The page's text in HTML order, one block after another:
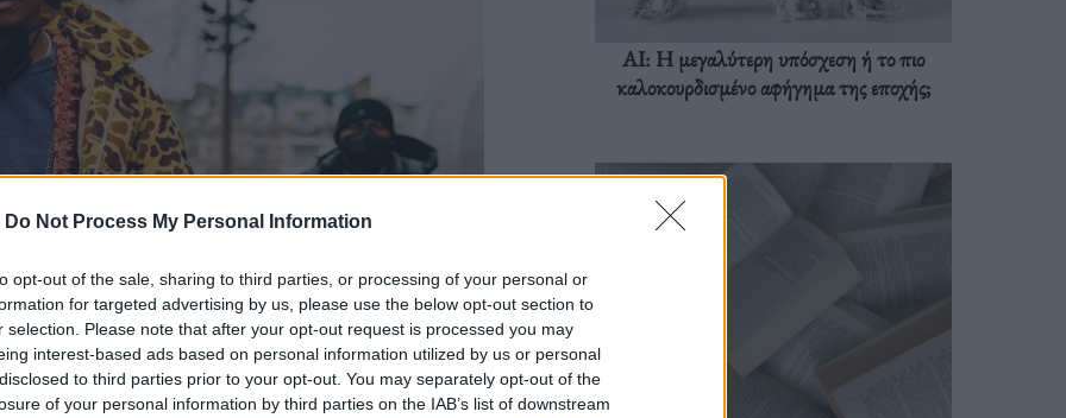
Do Not Process My Personal Information
opt-out of the sale, sharing to third parties, or processing of your personal or
for targeted advertising by us, please use the below opt-out section to
selection. Please note that after your opt-out request is processed you may
interest-based ads based on personal information utilized by us or personal
to third parties prior to your opt-out. You may separately opt-out of the
of your personal information by third parties on the IAB’s list of downstream
AI: Η μεγαλύτερη υπόσχεση ή το πιο
καλοκουρδισμένο αφήγημα της εποχής;